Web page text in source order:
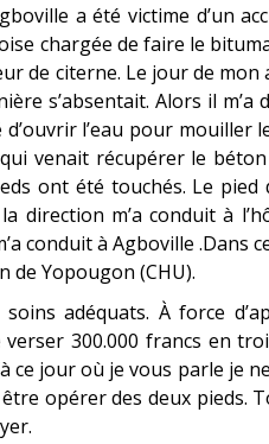
a été victime d’un
chargée de faire le
de citerne. Le jour de mon
s’absentait. Alors il m’a
l’eau pour mouiller
venait récupérer le
ont été touchés. Le
direction m’a conduit à
conduit à Agboville .Dans
de Yopougon (CHU).
adéquats. À force
300.000 francs en
ce jour où je vous parle je
opérer des deux pieds.